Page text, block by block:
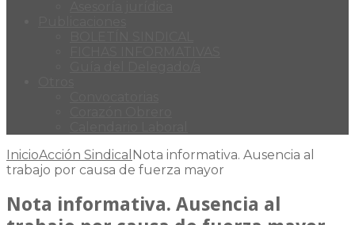
InicioAcción Sindical Nota informativa. Ausencia al
trabajo por causa de fuerza mayor
Nota informativa. Ausencia al